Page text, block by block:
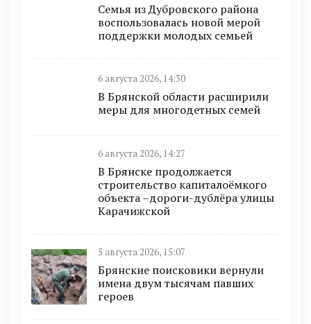
Семья из Дубровского района
воспользовалась новой мерой
поддержки молодых семьей
6 августа 2026, 14:30
В Брянской области расширили
меры для многодетных семей
6 августа 2026, 14:27
В Брянске продолжается
строительство капиталоёмкого
объекта –дороги-дублёра улицы
Карачижской
5 августа 2026, 15:07
Брянские поисковики вернули
имена двум тысячам павших
героев